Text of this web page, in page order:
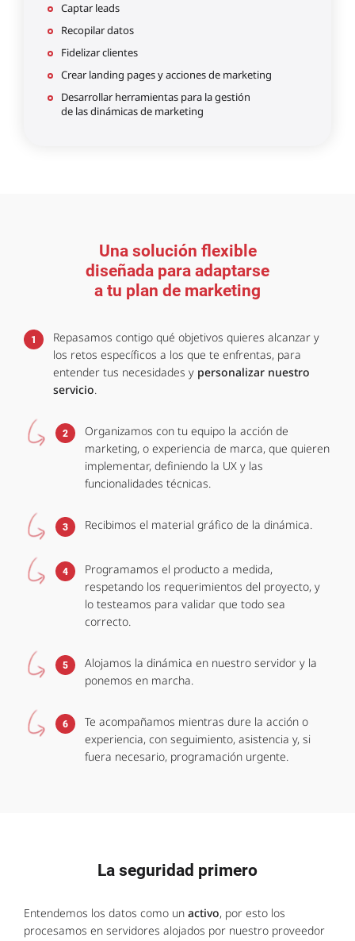
Captar leads
Recopilar datos
Fidelizar clientes
Crear landing pages y acciones de marketing
Desarrollar herramientas para la gestión
de las dinámicas de marketing
Una solución flexible
diseñada para adaptarse
a tu plan de marketing
1
Repasamos contigo qué objetivos quieres alcanzar y
los retos específicos a los que te enfrentas, para
entender tus necesidades y personalizar nuestro
servicio.
2
Organizamos con tu equipo la acción de
marketing, o experiencia de marca, que quieren
implementar, definiendo la UX y las
funcionalidades técnicas.
3 Recibimos el material gráfico de la dinámica.
4
Programamos el producto a medida,
respetando los requerimientos del proyecto, y
lo testeamos para validar que todo sea
correcto.
5
Alojamos la dinámica en nuestro servidor y la
ponemos en marcha.
6
Te acompañamos mientras dure la acción o
experiencia, con seguimiento, asistencia y, si
fuera necesario, programación urgente.
La seguridad primero
Entendemos los datos como un activo, por esto los
procesamos en servidores alojados por nuestro proveedor